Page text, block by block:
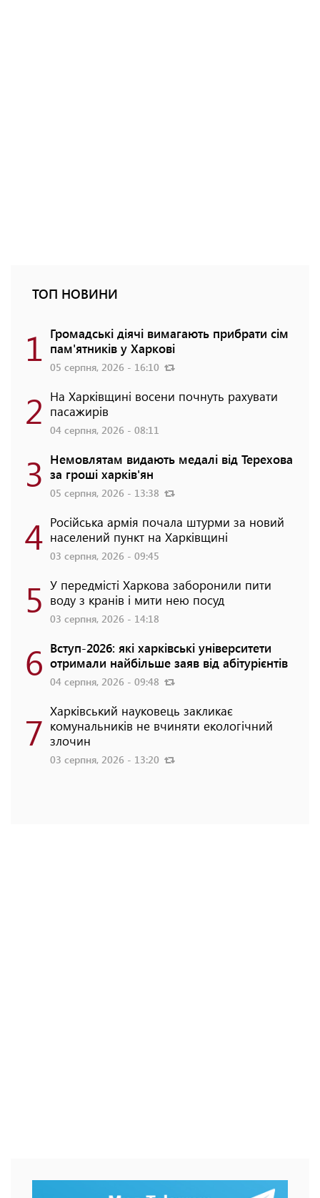
ТОП НОВИНИ
1 Громадські діячі вимагають прибрати сім
пам'ятників у Харкові
05 серпня, 2026 - 16:10
2 На Харківщині восени почнуть рахувати
пасажирів
04 серпня, 2026 - 08:11
3 Немовлятам видають медалі від Терехова
за гроші харків'ян
05 серпня, 2026 - 13:38
4 Російська армія почала штурми за новий
населений пункт на Харківщині
03 серпня, 2026 - 09:45
5 У передмісті Харкова заборонили пити
воду з кранів і мити нею посуд
03 серпня, 2026 - 14:18
6 Вступ-2026: які харківські університети
отримали найбільше заяв від абітурієнтів
04 серпня, 2026 - 09:48
7 Харківський науковець закликає
комунальників не вчиняти екологічний
злочин
03 серпня, 2026 - 13:20